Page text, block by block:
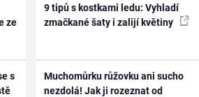
ze
s
9 tipů s kostkami ledu: Vyhladí
zmačkané šaty i zalijí květiny
Muchomůrku růžovku ani sucho
nezdolá! Jak ji rozeznat od